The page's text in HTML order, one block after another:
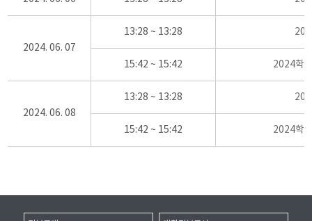
2024. 06. 07
13:28 ~ 13:28
15:42 ~ 15:42 2024학
2024. 06. 08
13:28 ~ 13:28
15:42 ~ 15:42 2024학